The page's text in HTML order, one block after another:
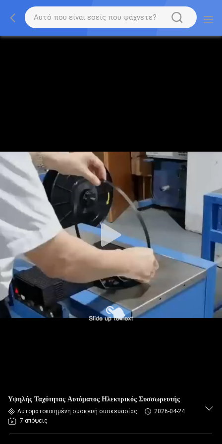
Υψηλής Ταχύτητας Αυτόματος Ηλεκτρικός Συσσωρευτής
Αυτοματοποιημένη συσκευή συσκευασίας
2026-04-24
7 απόψεις